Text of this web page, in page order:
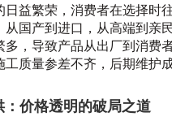
益繁荣，消费者在选择时
从国产到进口，从高端到亲
多，导致产品从出厂到消费
工质量参差不齐，后期维护
：价格透明的破局之道